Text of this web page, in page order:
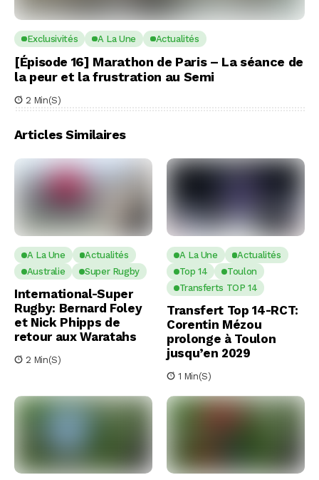
Exclusivités A La Une Actualités
[Épisode 16] Marathon de Paris – La séance de
la peur et la frustration au Semi
2 Min(s)
Articles Similaires
A La Une
Actualités
Australie
Super Rugby
International-Super
Rugby: Bernard Foley
et Nick Phipps de
retour aux Waratahs
2 Min(s)
A La Une
Actualités
Top 14
Toulon
Transferts TOP 14
Transfert Top 14-RCT:
Corentin Mézou
prolonge à Toulon
jusqu’en 2029
1 Min(s)